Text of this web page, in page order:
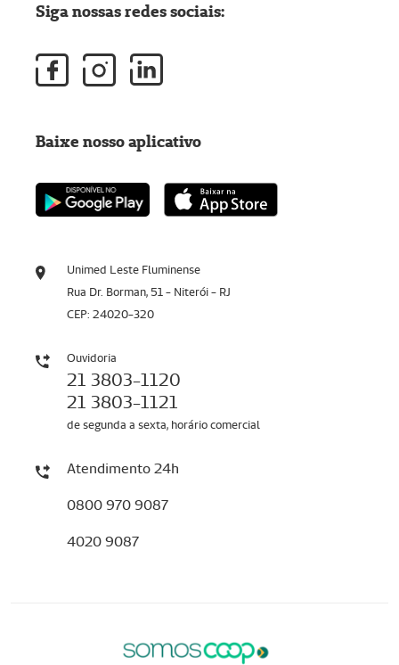
Unimed Leste Fluminense
Rua Dr. Borman, 51 - Niterói - RJ
CEP: 24020-320
Ouvidoria
21 3803-1120
21 3803-1121
de segunda a sexta, horário comercial
Atendimento 24h
0800 970 9087
4020 9087
Siga nossas redes sociais:
Baixe nosso aplicativo